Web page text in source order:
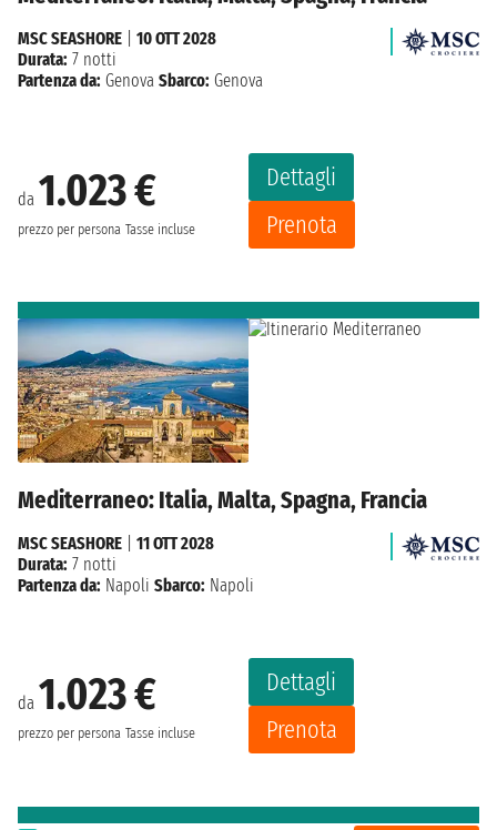
da 1.023 €
prezzo per persona Tasse incluse
Dettagli
Prenota
MSC SEASHORE
10 OTT 2028
Durata: 7 notti
Partenza da: Genova Sbarco: Genova
Mediterraneo: Italia, Malta, Spagna, Francia
da 1.023 €
prezzo per persona Tasse incluse
Dettagli
Prenota
MSC SEASHORE
11 OTT 2028
Durata: 7 notti
Partenza da: Napoli Sbarco: Napoli